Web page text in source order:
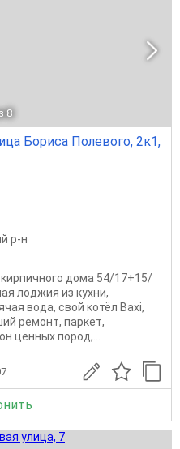
8
Бориса Полевого, 2к1,
р-н
дома 54/17+15/
лоджия из кухни,
вода, свой котёл Baxi,
ремонт, паркет,
ценных пород,...